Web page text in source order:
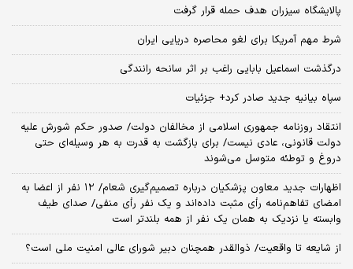
پالایشگاه سیزران هدف حمله قرار گرفت
شرط مهم آمریکا برای لغو محاصره دریایی ایران
درگذشت اسماعیل بابایی راغب بر اثر سانحه رانندگی
سپاه بیانیه جدید صادر کرد+ جزئیات
انتقاد روزنامه جمهوری اسلامی از مخالفان دولت/ صدور حکم شورش علیه
دولت قانونی، عادی نیست/ برای بازگشت به قدرت به هر وسیله‌ای حتی
دروغ و توطئه متوسل می‌شوند
اظهارات جدید معاون پزشکیان درباره تصمیم‌گیری شعام/ ۱۲ نفر از اعضا به
امضای تفاهم‌نامه رأی مثبت داده‌اند و یک نفر رأی منفی/ صدای طیف
وابسته یا نزدیک به همان یک نفر از همه بلندتر است
از شایعه تا واقعیت/ ذوالقدر همچنان دبیر شورای ‌عالی امنیت ملی است؟